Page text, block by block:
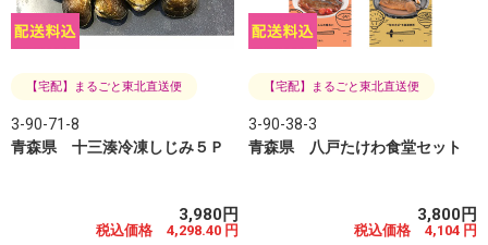
【宅配】まるごと東北直送便
3-90-71-8
青森県 十三湊冷凍しじみ５Ｐ
3,980円
税込価格 4,298.40 円
【宅配】まるごと東北直送便
3-90-38-3
青森県 八戸たけわ食堂セット
3,800円
税込価格 4,104 円